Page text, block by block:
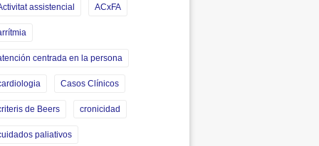
assistencial ACxFA
centrada en la persona
Casos Clínicos
de Beers cronicidad
paliativos